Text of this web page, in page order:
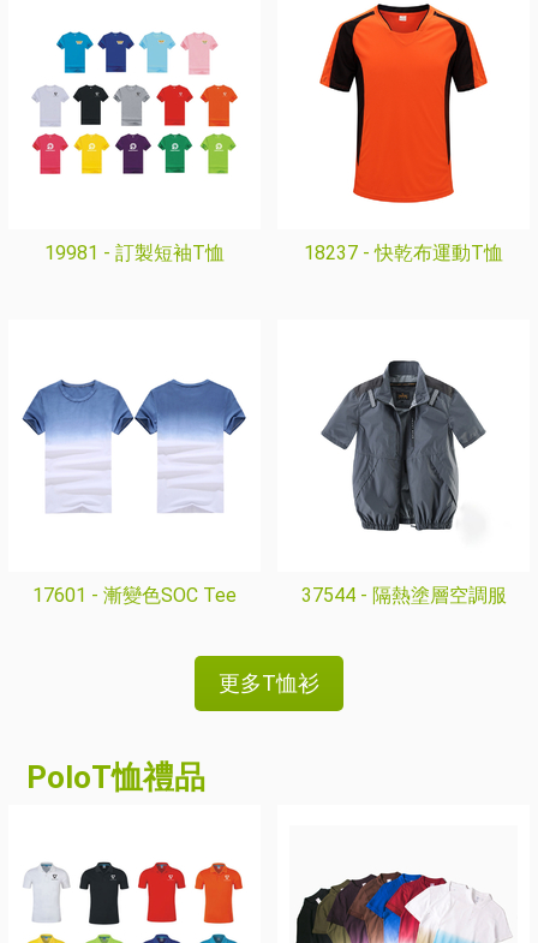
19981 - 訂製短袖T恤 18237 -快乾布運動T恤
17601 - 漸變色SOC Tee 37544 - 隔熱塗層空調服
更多T恤衫
PoloT恤禮品